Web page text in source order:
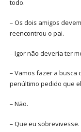
todo.
– Os dois amigos
reencontrou o pai.
– Igor não deveria ter
– Vamos fazer a busca
penúltimo pedido que
– Não.
– Que eu sobrevivesse.